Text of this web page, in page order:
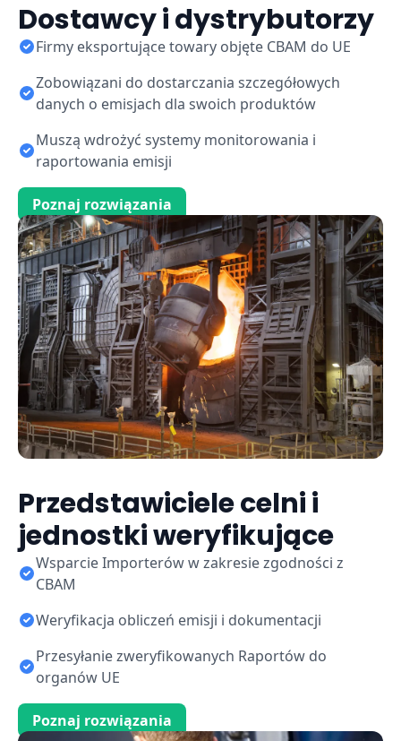
Dostawcy i dystrybutorzy
Firmy eksportujące towary objęte CBAM do UE
Zobowiązani do dostarczania szczegółowych
danych o emisjach dla swoich produktów
Muszą wdrożyć systemy monitorowania i
raportowania emisji
Poznaj rozwiązania
Przedstawiciele celni i
jednostki weryfikujące
Wsparcie Importerów w zakresie zgodności z
CBAM
Weryfikacja obliczeń emisji i dokumentacji
Przesyłanie zweryfikowanych Raportów do
organów UE
Poznaj rozwiązania